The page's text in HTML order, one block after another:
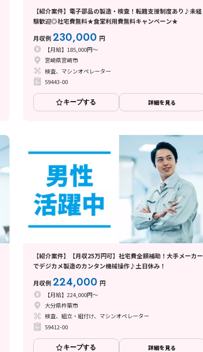
【紹介案件】電子部品の製造・検査！転籍支援制度あり♪未経
験歓迎◎社宅費無料★食堂利用費無料キャンペーン★
月収例230,000 円
【月給】185,000円～
宮崎県宮崎市
検査、マシンオペレーター
59443-00
キープする 詳細を見る
【紹介案件】【月収25万円可】社宅費全額補助！大手メーカー
でデジカメ製造のカンタン機械操作♪土日休み！
月収例224,000 円
【月給】224,000円～
大分県杵築市
検査、組立・組付け、マシンオペレーター
59412-00
キープする 詳細を見る